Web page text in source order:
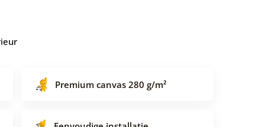
Premium canvas 280 g/m²